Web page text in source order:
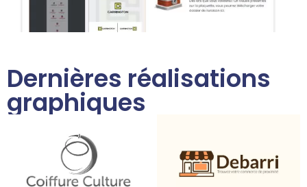
Dernières réalisations
graphiques